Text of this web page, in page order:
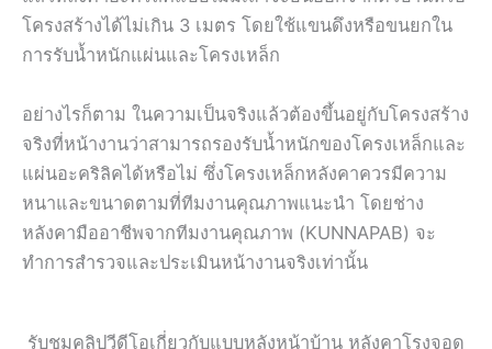
โครงสร้างได้ไม่เกิน 3 เมตร โดยใช้แขนดึงหรือขนยกใน
การรับน้ำหนักแผ่นและโครงเหล็ก
อย่างไรก็ตาม ในความเป็นจริงแล้วต้องขึ้นอยู่กับโครงสร้าง
จริงที่หน้างานว่าสามารถรองรับน้ำหนักของโครงเหล็กและ
แผ่นอะคริลิคได้หรือไม่ ซึ่งโครงเหล็กหลังคาควรมีความ
หนาและขนาดตามที่ทีมงานคุณภาพแนะนำ โดยช่าง
หลังคามืออาชีพจากทีมงานคุณภาพ (KUNNAPAB) จะ
ทำการสำรวจและประเมินหน้างานจริงเท่านั้น
รับชมคลิปวีดีโอเกี่ยวกับแบบหลังหน้าบ้าน หลังคาโรงจอด